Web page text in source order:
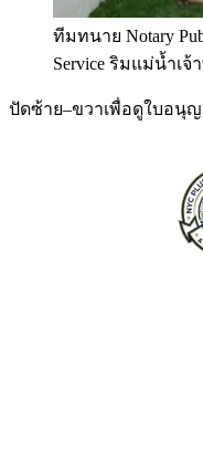
ทีมทนาย Notary
Service ริมแม่น้ำเ
ปัดซ้าย–ขวาเพื่อดูใบอนุญ